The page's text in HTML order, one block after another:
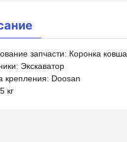
запчасти: Коронка ковша
Экскаватор
крепления: Doosan
кг